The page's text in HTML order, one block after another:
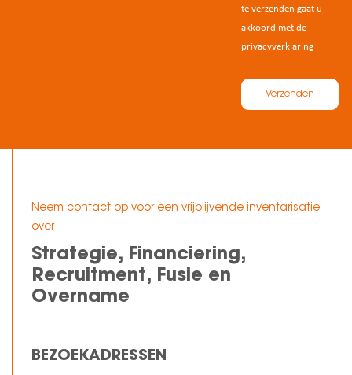
te verzenden gaat u
akkoord met de
privacyverklaring
Verzenden
Neem contact op voor een vrijblijvende inventarisatie
over
Strategie, Financiering,
Recruitment, Fusie en
Overname
BEZOEKADRESSEN